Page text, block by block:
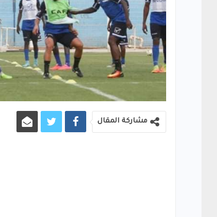
مشاركة المقال